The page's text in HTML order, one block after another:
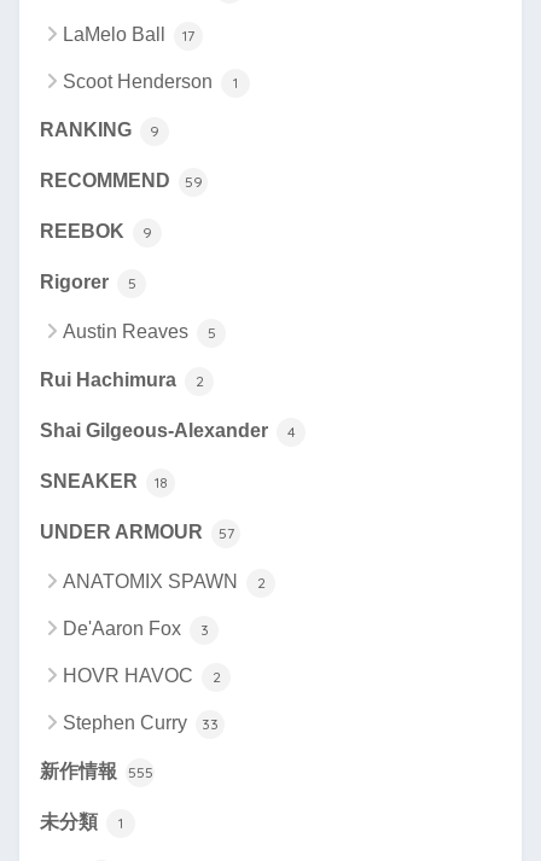
LaMelo Ball 17
Scoot Henderson 1
RANKING 9
RECOMMEND 59
REEBOK 9
Rigorer 5
Austin Reaves 5
Rui Hachimura 2
Shai Gilgeous-Alexander 4
SNEAKER 18
UNDER ARMOUR 57
ANATOMIX SPAWN 2
De'Aaron Fox 3
HOVR HAVOC 2
Stephen Curry 33
新作情報 555
未分類 1